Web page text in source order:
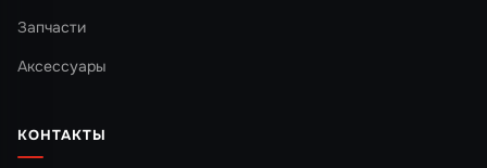
Запчасти
Аксессуары
КОНТАКТЫ